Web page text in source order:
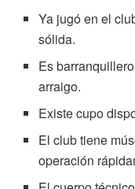
Ya jugó en el
sólida.
Es
arraigo.
Existe cupo
El club tiene
operación